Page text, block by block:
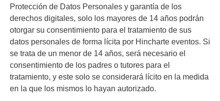
Protección de Datos Personales y garantía de los
derechos digitales, solo los mayores de 14 años podrán
otorgar su consentimiento para el tratamiento de sus
datos personales de forma lícita por Hincharte eventos. Si
se trata de un menor de 14 años, será necesario el
consentimiento de los padres o tutores para el
tratamiento, y este solo se considerará lícito en la medida
en la que los mismos lo hayan autorizado.